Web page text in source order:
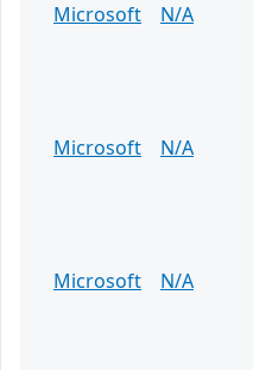
Microsoft
N/A
Microsoft
N/A
Microsoft
N/A